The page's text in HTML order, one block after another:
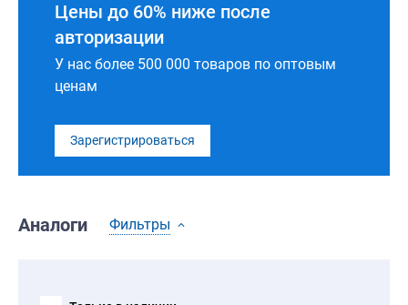
Цены до 60% ниже после
авторизации
У нас более 500 000 товаров по оптовым
ценам
Зарегистрироваться
Аналоги Фильтры